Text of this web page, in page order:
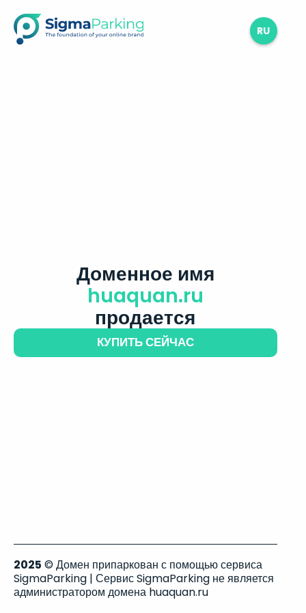
RU
Доменное имя
huaquan.ru
продается
КУПИТЬ СЕЙЧАС
2025 © Домен припаркован с помощью сервиса
SigmaParking | Сервис SigmaParking не является
администратором домена huaquan.ru